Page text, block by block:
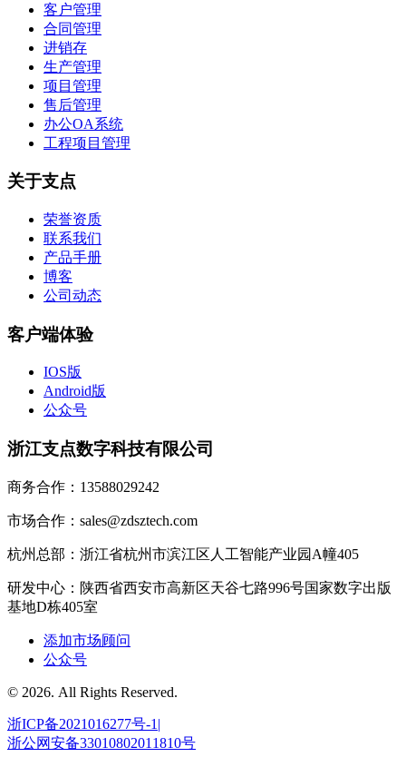
客户管理
合同管理
进销存
生产管理
项目管理
售后管理
办公OA系统
工程项目管理
关于支点
荣誉资质
联系我们
产品手册
博客
公司动态
客户端体验
IOS版
Android版
公众号
浙江支点数字科技有限公司
商务合作：13588029242
市场合作：sales@zdsztech.com
杭州总部：浙江省杭州市滨江区人工智能产业园A幢405
研发中心：陕西省西安市高新区天谷七路996号国家数字出版
基地D栋405室
添加市场顾问
公众号
© 2026. All Rights Reserved.
浙ICP备2021016277号-1|
浙公网安备33010802011810号